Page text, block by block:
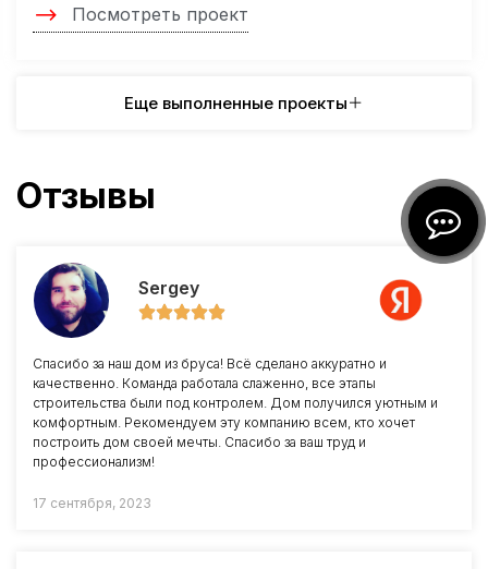
Посмотреть проект
Еще выполненные проекты
Отзывы
Sergey
Спасибо за наш дом из бруса! Всё сделано аккуратно и
качественно. Команда работала слаженно, все этапы
строительства были под контролем. Дом получился уютным и
комфортным. Рекомендуем эту компанию всем, кто хочет
построить дом своей мечты. Спасибо за ваш труд и
профессионализм!
17 сентября, 2023